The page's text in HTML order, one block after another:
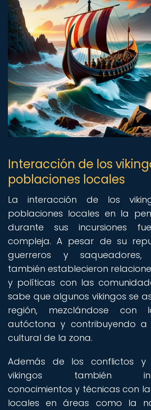
Interacción de los
poblaciones locales
La interacción de los
poblaciones locales en la
durante sus incursiones
compleja. A pesar de su
guerreros y saqueadores,
también establecieron
y políticas con las
sabe que algunos vikingos se
región, mezclándose con
autóctona y contribuyendo a
cultural de la zona.
Además de los conflictos y
vikingos también
conocimientos y técnicas con
locales en áreas como la